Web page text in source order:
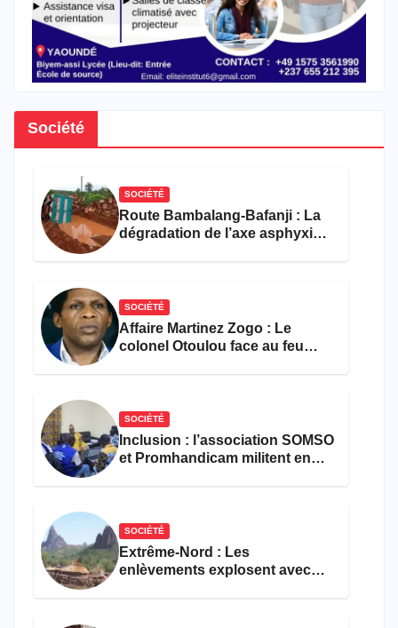
Société
SOCIÉTÉ
Route Bambalang-Bafanji : La
dégradation de l’axe asphyxie
SOCIÉTÉ
Affaire Martinez Zogo : Le
colonel Otoulou face au feu
SOCIÉTÉ
Inclusion : l’association SOMSO
et Promhandicam militent en
SOCIÉTÉ
Extrême-Nord : Les
enlèvements explosent avec